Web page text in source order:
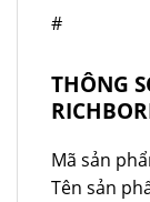
#
THÔNG
Mã sản
Tên sản